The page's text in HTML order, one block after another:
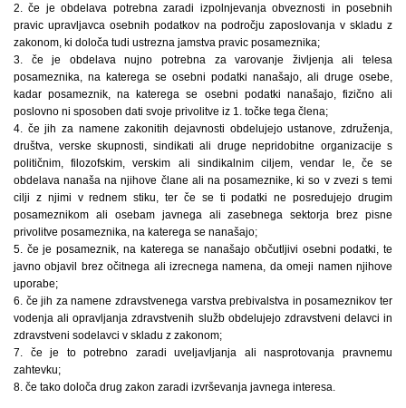
2. če je obdelava potrebna zaradi izpolnjevanja obveznosti in posebnih
pravic upravljavca osebnih podatkov na področju zaposlovanja v skladu z
zakonom, ki določa tudi ustrezna jamstva pravic posameznika;
3. če je obdelava nujno potrebna za varovanje življenja ali telesa
posameznika, na katerega se osebni podatki nanašajo, ali druge osebe,
kadar posameznik, na katerega se osebni podatki nanašajo, fizično ali
poslovno ni sposoben dati svoje privolitve iz 1. točke tega člena;
4. če jih za namene zakonitih dejavnosti obdelujejo ustanove, združenja,
društva, verske skupnosti, sindikati ali druge nepridobitne organizacije s
političnim, filozofskim, verskim ali sindikalnim ciljem, vendar le, če se
obdelava nanaša na njihove člane ali na posameznike, ki so v zvezi s temi
cilji z njimi v rednem stiku, ter če se ti podatki ne posredujejo drugim
posameznikom ali osebam javnega ali zasebnega sektorja brez pisne
privolitve posameznika, na katerega se nanašajo;
5. če je posameznik, na katerega se nanašajo občutljivi osebni podatki, te
javno objavil brez očitnega ali izrecnega namena, da omeji namen njihove
uporabe;
6. če jih za namene zdravstvenega varstva prebivalstva in posameznikov ter
vodenja ali opravljanja zdravstvenih služb obdelujejo zdravstveni delavci in
zdravstveni sodelavci v skladu z zakonom;
7. če je to potrebno zaradi uveljavljanja ali nasprotovanja pravnemu
zahtevku;
8. če tako določa drug zakon zaradi izvrševanja javnega interesa.